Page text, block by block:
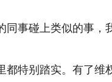
事碰上类似的事，
别踏实。有了维